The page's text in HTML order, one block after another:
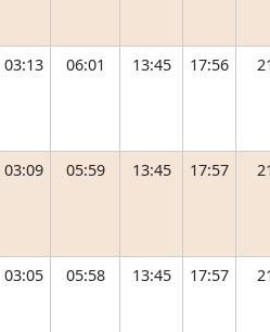
03:13 06:01 13:45 17:56
03:09 05:59 13:45 17:57
03:05 05:58 13:45 17:57